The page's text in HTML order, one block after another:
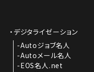
デジタライゼーション
Autoジョブ名人
Autoメール名人
EOS名人.net